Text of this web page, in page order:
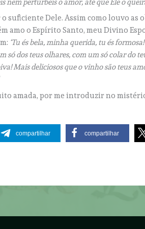
suficiente Dele. Assim como louvo as
amo o Espírito Santo, meu Divino
‘Tu és bela, minha querida, tu és
só dos teus olhares, com um só colar do
Mais deliciosos que o vinho são teus
amada, por me introduzir no
compartilhar compartilhar